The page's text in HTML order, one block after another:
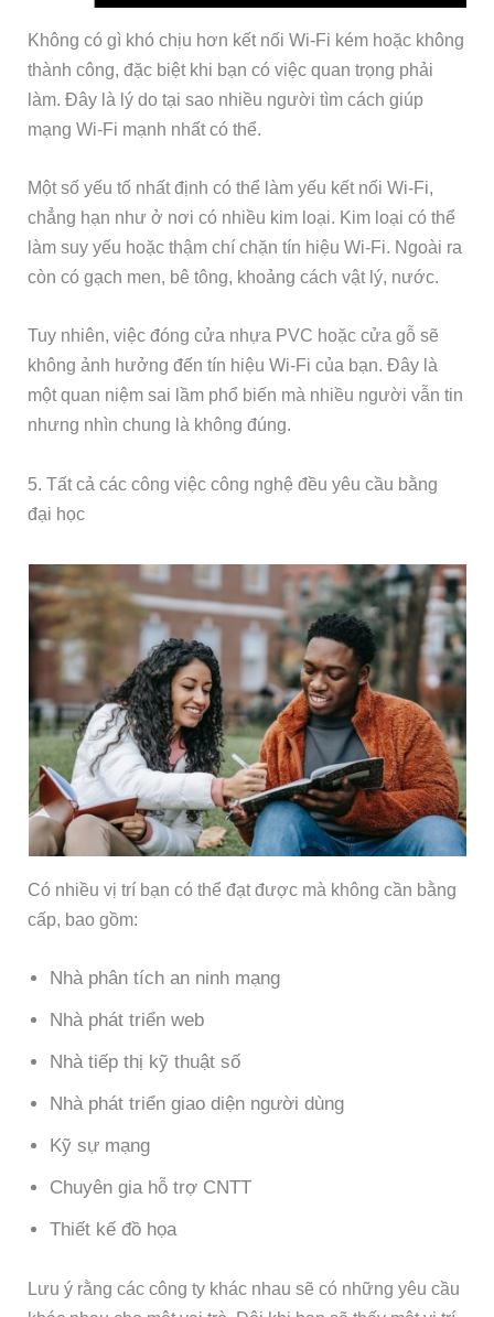
Không có gì khó chịu hơn kết nối Wi-Fi kém hoặc không
thành công, đặc biệt khi bạn có việc quan trọng phải
làm. Đây là lý do tại sao nhiều người tìm cách giúp
mạng Wi-Fi mạnh nhất có thể.
Một số yếu tố nhất định có thể làm yếu kết nối Wi-Fi,
chẳng hạn như ở nơi có nhiều kim loại. Kim loại có thể
làm suy yếu hoặc thậm chí chặn tín hiệu Wi-Fi. Ngoài ra
còn có gạch men, bê tông, khoảng cách vật lý, nước.
Tuy nhiên, việc đóng cửa nhựa PVC hoặc cửa gỗ sẽ
không ảnh hưởng đến tín hiệu Wi-Fi của bạn. Đây là
một quan niệm sai lầm phổ biến mà nhiều người vẫn tin
nhưng nhìn chung là không đúng.
5. Tất cả các công việc công nghệ đều yêu cầu bằng
đại học
Có nhiều vị trí bạn có thể đạt được mà không cần bằng
cấp, bao gồm:
Nhà phân tích an ninh mạng
Nhà phát triển web
Nhà tiếp thị kỹ thuật số
Nhà phát triển giao diện người dùng
Kỹ sự mạng
Chuyên gia hỗ trợ CNTT
Thiết kế đồ họa
Lưu ý rằng các công ty khác nhau sẽ có những yêu cầu